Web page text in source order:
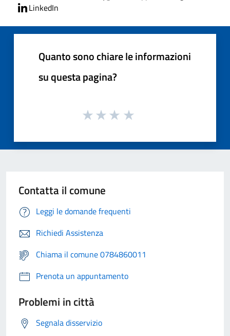
LinkedIn
Quanto sono chiare le informazioni
su questa pagina?
Contatta il comune
Leggi le domande frequenti
Richiedi Assistenza
Chiama il comune 0784860011
Prenota un appuntamento
Problemi in città
Segnala disservizio